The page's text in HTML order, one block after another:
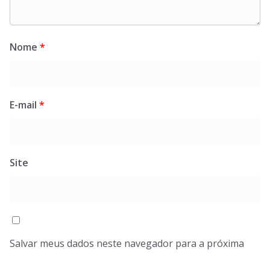
Nome *
E-mail *
Site
Salvar meus dados neste navegador para a próxima